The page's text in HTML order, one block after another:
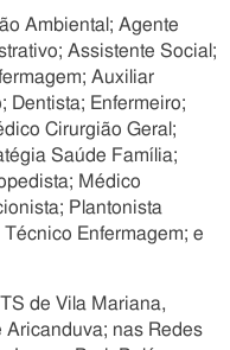
Ambiental; Agente
Assistente Social;
Auxiliar
Dentista; Enfermeiro;
Cirurgião Geral;
Saúde Família;
Médico
Plantonista
Enfermagem; e
de Vila Mariana,
nas Redes